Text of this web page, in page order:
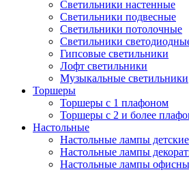
Светильники настенные
Светильники подвесные
Светильники потолочные
Светильники
Гипсовые светильники
Лофт светильники
Музыкальные светильники
Торшеры
Торшеры с 1 плафоном
Торшеры с 2 и более
Настольные
Настольные лампы детские
Настольные лампы
Настольные лампы